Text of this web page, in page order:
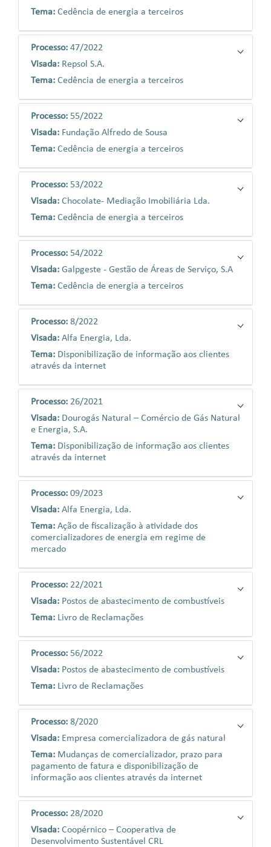
Tema: Cedência de energia a terceiros
Processo: 47/2022
Visada: Repsol S.A.
Tema: Cedência de energia a terceiros
Processo: 55/2022
Visada: Fundação Alfredo de Sousa
Tema: Cedência de energia a terceiros
Processo: 53/2022
Visada: Chocolate- Mediação Imobiliária Lda.
Tema: Cedência de energia a terceiros
Processo: 54/2022
Visada: Galpgeste - Gestão de Áreas de Serviço, S.A
Tema: Cedência de energia a terceiros
Processo: 8/2022
Visada: Alfa Energia, Lda.
Tema: Disponibilização de informação aos clientes
através da internet
Processo: 26/2021
Visada: Dourogás Natural – Comércio de Gás Natural
e Energia, S.A.
Tema: Disponibilização de informação aos clientes
através da internet
Processo: 09/2023
Visada: Alfa Energia, Lda.
Tema: Ação de fiscalização à atividade dos
comercializadores de energia em regime de
mercado
Processo: 22/2021
Visada: Postos de abastecimento de combustíveis
Tema: Livro de Reclamações
Processo: 56/2022
Visada: Postos de abastecimento de combustíveis
Tema: Livro de Reclamações
Processo: 8/2020
Visada: Empresa comercializadora de gás natural
Tema: Mudanças de comercializador, prazo para
pagamento de fatura e disponibilização de
informação aos clientes através da internet
Processo: 28/2020
Visada: Coopérnico – Cooperativa de
Desenvolvimento Sustentável CRL